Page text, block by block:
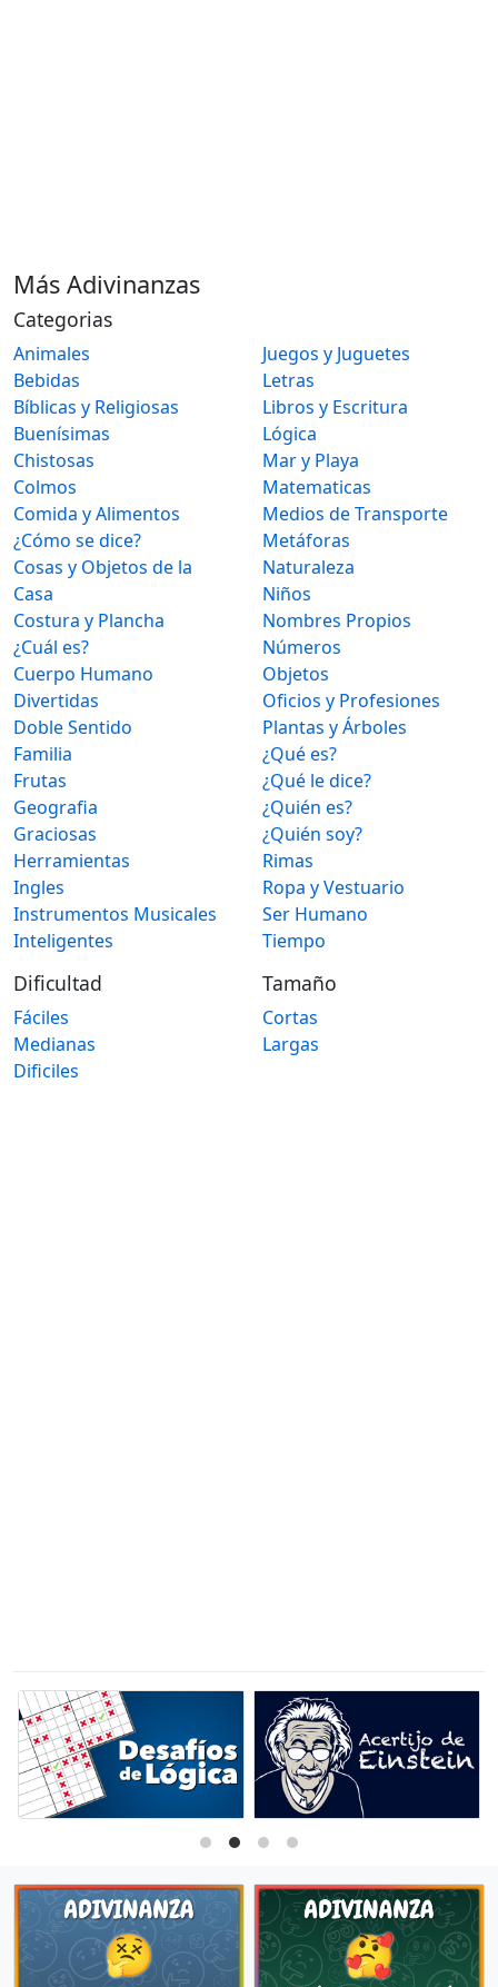
Más Adivinanzas
Categorias
Animales
Bebidas
Bíblicas y Religiosas
Buenísimas
Chistosas
Colmos
Comida y Alimentos
¿Cómo se dice?
Cosas y Objetos de la
Casa
Costura y Plancha
¿Cuál es?
Cuerpo Humano
Divertidas
Doble Sentido
Familia
Frutas
Geografia
Graciosas
Herramientas
Ingles
Instrumentos Musicales
Inteligentes
Juegos y Juguetes
Letras
Libros y Escritura
Lógica
Mar y Playa
Matematicas
Medios de Transporte
Metáforas
Naturaleza
Niños
Nombres Propios
Números
Objetos
Oficios y Profesiones
Plantas y Árboles
¿Qué es?
¿Qué le dice?
¿Quién es?
¿Quién soy?
Rimas
Ropa y Vestuario
Ser Humano
Tiempo
Dificultad
Fáciles
Medianas
Dificiles
Tamaño
Cortas
Largas